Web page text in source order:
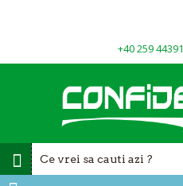
+40 259